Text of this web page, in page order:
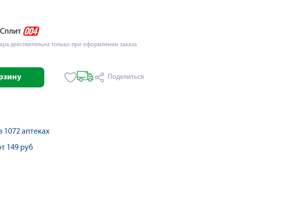
действительна только при оформлении заказа
Поделиться
1072 аптеках
149 руб